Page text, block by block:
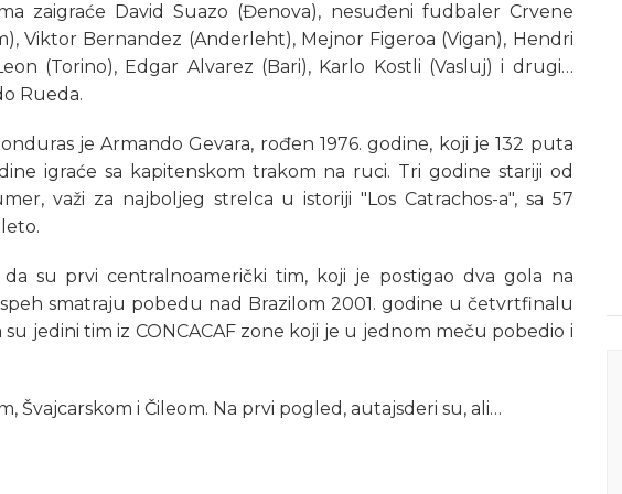
zaigraće David Suazo (Đenova), nesuđeni fudbaler Crvene
Viktor Bernandez (Anderleht), Mejnor Figeroa (Vigan), Hendri
(Torino), Edgar Alvarez (Bari), Karlo Kostli (Vasluj) i drugi…
Rueda.
je Armando Gevara, rođen 1976. godine, koji je 132 puta
igraće sa kapitenskom trakom na ruci. Tri godine stariji od
važi za najboljeg strelca u istoriji "Los Catrachos-a", sa 57
da su prvi centralnoamerički tim, koji je postigao dva gola na
smatraju pobedu nad Brazilom 2001. godine u četvrtfinalu
jedini tim iz CONCACAF zone koji je u jednom meču pobedio i
Švajcarskom i Čileom. Na prvi pogled, autajsderi su, ali…